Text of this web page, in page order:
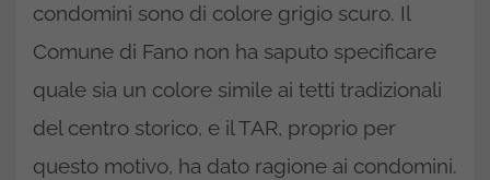
condomini sono di colore grigio scuro. Il
Comune di Fano non ha saputo specificare
quale sia un colore simile ai tetti tradizionali
del centro storico, e il TAR, proprio per
questo motivo, ha dato ragione ai condomini.